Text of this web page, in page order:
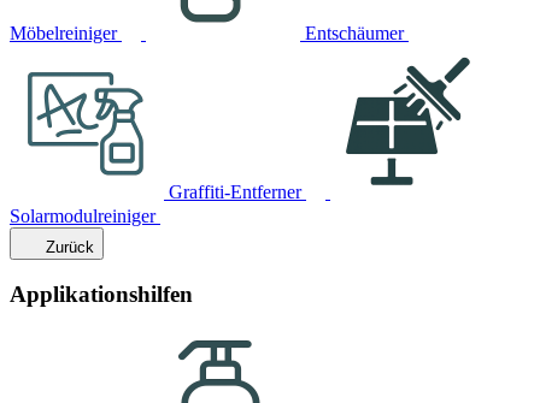
Möbelreiniger Entschäumer
Graffiti-Entferner
Solarmodulreiniger
Zurück
Applikationshilfen